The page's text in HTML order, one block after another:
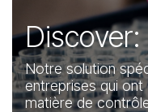
Notre solution
entreprises qui
matière de